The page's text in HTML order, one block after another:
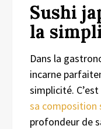
Sushi
la
Dans la
incarne
simplicité. C’est
sa composition
profondeur de